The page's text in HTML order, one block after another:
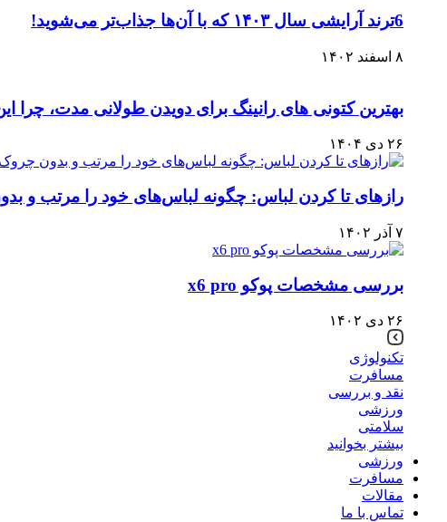
6ترند آرایشی سال ۱۴۰۳ که با آن‌ها جذاب‌تر می‌شوید!
۸ اسفند ۱۴۰۲
بهترین کتونی های رانینگ برای دویدن طولانی مدت، چرا
۲۶ دی ۱۴۰۴
رازهای تا کردن لباس: چگونه لباس‌های خود را مرتب و
۷ آذر ۱۴۰۲
بررسی مشخصات پوکو x6 pro
۲۶ دی ۱۴۰۲
تکنولوژی
مسافرت
نقد و بررسی
ورزشی
سلامتی
بیشتر بخوانید
ورزشی
مسافرت
مقالات
تماس با ما